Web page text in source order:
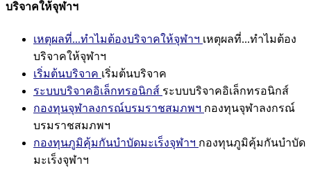
บริจาคให้จุฬาฯ
เหตุผลที่...ทำไมต้องบริจาคให้จุฬาฯ เหตุผลที่...ทำไมต้อง
บริจาคให้จุฬาฯ
เริ่มต้นบริจาค เริ่มต้นบริจาค
ระบบบริจาคอิเล็กทรอนิกส์ ระบบบริจาคอิเล็กทรอนิกส์
กองทุนจุฬาลงกรณ์บรมราชสมภพฯ กองทุนจุฬาลงกรณ์
บรมราชสมภพฯ
กองทุนภูมิคุ้มกันบำบัดมะเร็งจุฬาฯ กองทุนภูมิคุ้มกันบำบัด
มะเร็งจุฬาฯ